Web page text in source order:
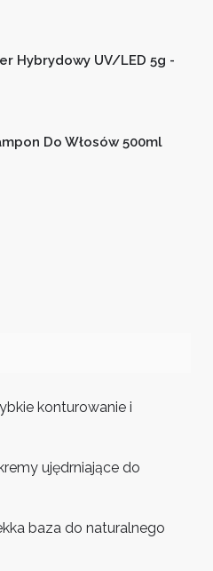
Hybrydowy UV/LED 5g -
Do Włosów 500ml
konturowanie i
ujędrniające do
baza do naturalnego